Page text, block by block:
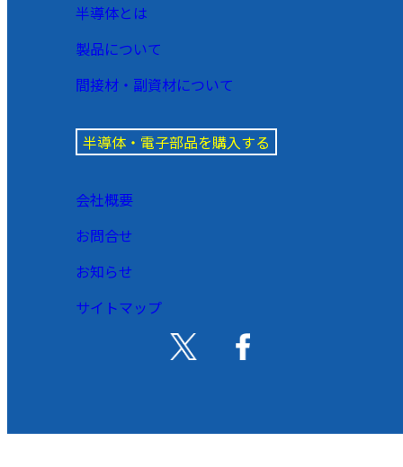
半導体とは
製品について
間接材・副資材について
半導体・電子部品を購入する
会社概要
お問合せ
お知らせ
サイトマップ